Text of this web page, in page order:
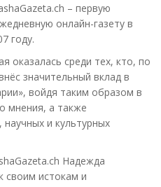
– первую
онлайн-газету в
году.
оказалась среди тех, кто, по
значительный вклад в
войдя таким образом в
мнения, а также
научных и культурных
Надежда
своим истокам и